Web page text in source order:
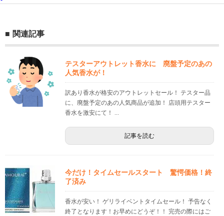
関連記事
テスターアウトレット香水に 廃盤予定のあの
人気香水が！
訳あり香水が格安のアウトレットセール！ テスター品
に、廃盤予定のあの人気商品が追加！ 店頭用テスター
香水を激安にて！ ...
記事を読む
今だけ！タイムセールスタート 驚愕価格！終
了済み
香水が安い！ ゲリライベントタイムセール！ 予告なく
終了となります！お早めにどうぞ！！ 完売の際にはご